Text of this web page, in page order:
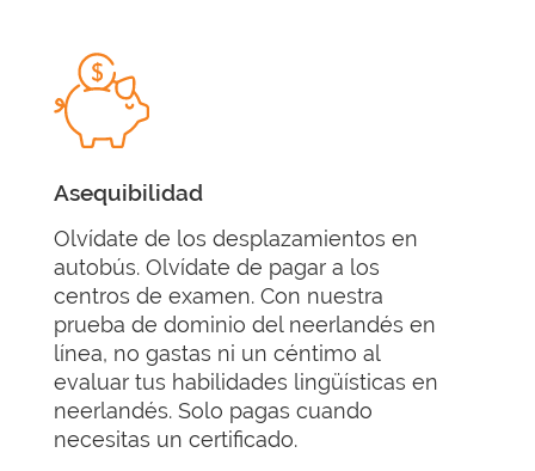
Asequibilidad
Olvídate de los desplazamientos en
autobús. Olvídate de pagar a los
centros de examen. Con nuestra
prueba de dominio del neerlandés en
línea, no gastas ni un céntimo al
evaluar tus habilidades lingüísticas en
neerlandés. Solo pagas cuando
necesitas un certificado.